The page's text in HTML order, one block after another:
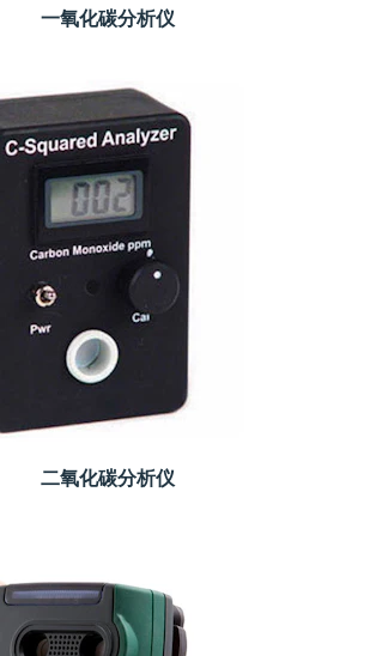
一氧化碳分析仪
二氧化碳分析仪